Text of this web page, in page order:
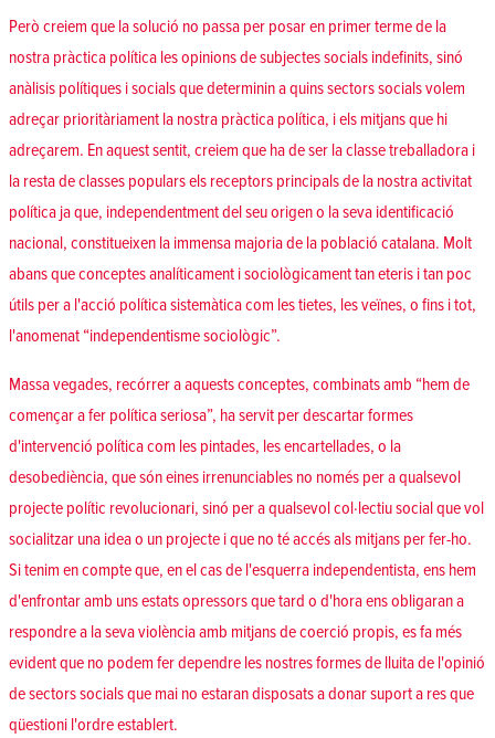
Però creiem que la solució no passa per posar en primer terme de la
nostra pràctica política les opinions de subjectes socials indefinits, sinó
anàlisis polítiques i socials que determinin a quins sectors socials volem
adreçar prioritàriament la nostra pràctica política, i els mitjans que hi
adreçarem. En aquest sentit, creiem que ha de ser la classe treballadora i
la resta de classes populars els receptors principals de la nostra activitat
política ja que, independentment del seu origen o la seva identificació
nacional, constitueixen la immensa majoria de la població catalana. Molt
abans que conceptes analíticament i sociològicament tan eteris i tan poc
útils per a l'acció política sistemàtica com les tietes, les veïnes, o fins i tot,
l'anomenat “independentisme sociològic”.
Massa vegades, recórrer a aquests conceptes, combinats amb “hem de
començar a fer política seriosa”, ha servit per descartar formes
d'intervenció política com les pintades, les encartellades, o la
desobediència, que són eines irrenunciables no només per a qualsevol
projecte polític revolucionari, sinó per a qualsevol col·lectiu social que vol
socialitzar una idea o un projecte i que no té accés als mitjans per fer-ho.
Si tenim en compte que, en el cas de l'esquerra independentista, ens hem
d'enfrontar amb uns estats opressors que tard o d'hora ens obligaran a
respondre a la seva violència amb mitjans de coerció propis, es fa més
evident que no podem fer dependre les nostres formes de lluita de l'opinió
de sectors socials que mai no estaran disposats a donar suport a res que
qüestioni l'ordre establert.